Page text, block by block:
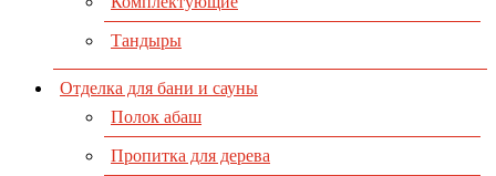
Тандыры
Отделка для бани и сауны
Полок абаш
Пропитка для дерева